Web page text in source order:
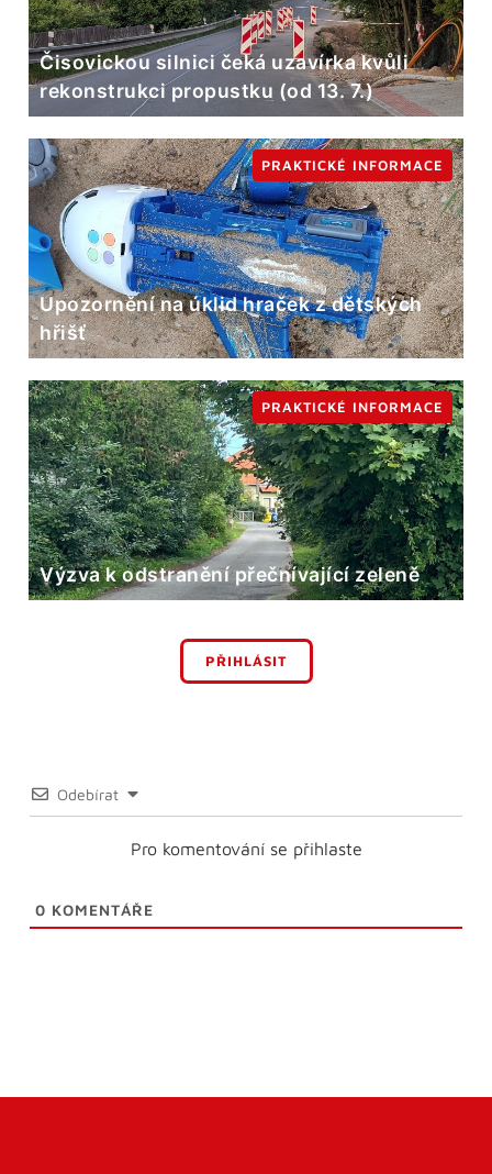
Čisovickou silnici čeká uzavírka kvůli
rekonstrukci propustku (od 13. 7.)
Upozornění na úklid hraček z dětských
hřišť
PRAKTICKÉ INFORMACE
Výzva k odstranění přečnívající zeleně
PRAKTICKÉ INFORMACE
PŘIHLÁSIT
Odebírat
Pro komentování se přihlaste
0 KOMENTÁŘE